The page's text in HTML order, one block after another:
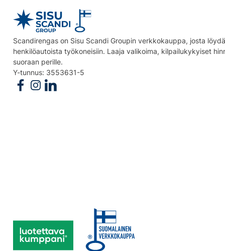
Scandirengas on Sisu Scandi Groupin verkkokauppa, josta
henkilöautoista työkoneisiin. Laaja valikoima, kilpailukykyiset
suoraan perille.
Y-tunnus: 3553631-5
Follow us on Facebook
Follow us on Instagram
Follow us on Linkedin